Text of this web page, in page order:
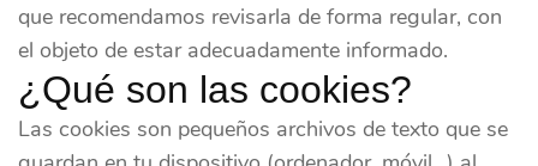
que recomendamos revisarla de forma regular, con
el objeto de estar adecuadamente informado.
¿Qué son las cookies?
Las cookies son pequeños archivos de texto que se